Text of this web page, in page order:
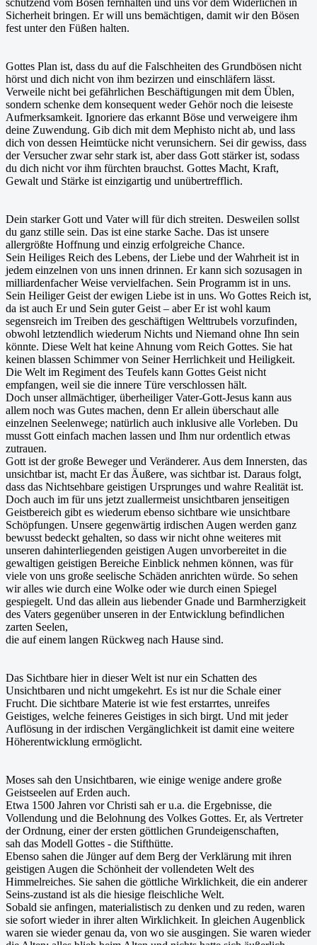
Sicherheit bringen. Er will uns bemächtigen, damit wir den Bösen
fest unter den Füßen halten.
Gottes Plan ist, dass du auf die Falschheiten des Grundbösen nicht
hörst und dich nicht von ihm bezirzen und einschläfern lässt.
Verweile nicht bei gefährlichen Beschäftigungen mit dem Üblen,
sondern schenke dem konsequent weder Gehör noch die leiseste
Aufmerksamkeit. Ignoriere das erkannt Böse und verweigere ihm
deine Zuwendung. Gib dich mit dem Mephisto nicht ab, und lass
dich von dessen Heimtücke nicht verunsichern. Sei dir gewiss, dass
der Versucher zwar sehr stark ist, aber dass Gott stärker ist, sodass
du dich nicht vor ihm fürchten brauchst. Gottes Macht, Kraft,
Gewalt und Stärke ist einzigartig und unübertrefflich.
Dein starker Gott und Vater will für dich streiten. Desweilen sollst
du ganz stille sein. Das ist eine starke Sache. Das ist unsere
allergrößte Hoffnung und einzig erfolgreiche Chance.
Sein Heiliges Reich des Lebens, der Liebe und der Wahrheit ist in
jedem einzelnen von uns innen drinnen. Er kann sich sozusagen in
milliardenfacher Weise vervielfachen. Sein Programm ist in uns.
Sein Heiliger Geist der ewigen Liebe ist in uns. Wo Gottes Reich ist,
da ist auch Er und Sein guter Geist – aber Er ist wohl kaum
segensreich im Treiben des geschäftigen Welttrubels vorzufinden,
obwohl letztendlich wiederum Nichts und Niemand ohne Ihn sein
könnte. Diese Welt hat keine Ahnung vom Reich Gottes. Sie hat
keinen blassen Schimmer von Seiner Herrlichkeit und Heiligkeit.
Die Welt im Regiment des Teufels kann Gottes Geist nicht
empfangen, weil sie die innere Türe verschlossen hält.
Doch unser allmächtiger, überheiliger Vater-Gott-Jesus kann aus
allem noch was Gutes machen, denn Er allein überschaut alle
einzelnen Seelenwege; natürlich auch inklusive alle Vorleben. Du
musst Gott einfach machen lassen und Ihm nur ordentlich etwas
zutrauen.
Gott ist der große Beweger und Veränderer. Aus dem Innersten, das
unsichtbar ist, macht Er das Äußere, was sichtbar ist. Daraus folgt,
dass das Nichtsehbare geistigen Ursprunges und wahre Realität ist.
Doch auch im für uns jetzt zuallermeist unsichtbaren jenseitigen
Geistbereich gibt es wiederum ebenso sichtbare wie unsichtbare
Schöpfungen. Unsere gegenwärtig irdischen Augen werden ganz
bewusst bedeckt gehalten, so dass wir nicht ohne weiteres mit
unseren dahinterliegenden geistigen Augen unvorbereitet in die
gewaltigen geistigen Bereiche Einblick nehmen können, was für
viele von uns große seelische Schäden anrichten würde. So sehen
wir alles wie durch eine Wolke oder wie durch einen Spiegel
gespiegelt. Und das allein aus liebender Gnade und Barmherzigkeit
des Vaters gegenüber unseren in der Entwicklung befindlichen
zarten Seelen,
die auf einem langen Rückweg nach Hause sind.
Das Sichtbare hier in dieser Welt ist nur ein Schatten des
Unsichtbaren und nicht umgekehrt. Es ist nur die Schale einer
Frucht. Die sichtbare Materie ist wie fest erstarrtes, unreifes
Geistiges, welche feineres Geistiges in sich birgt. Und mit jeder
Auflösung in der irdischen Vergänglichkeit ist damit eine weitere
Höherentwicklung ermöglicht.
Moses sah den Unsichtbaren, wie einige wenige andere große
Geistseelen auf Erden auch.
Etwa 1500 Jahren vor Christi sah er u.a. die Ergebnisse, die
Vollendung und die Belohnung des Volkes Gottes. Er, als Vertreter
der Ordnung, einer der ersten göttlichen Grundeigenschaften,
sah das Modell Gottes - die Stifthütte.
Ebenso sahen die Jünger auf dem Berg der Verklärung mit ihren
geistigen Augen die Schönheit der vollendeten Welt des
Himmelreiches. Sie sahen die göttliche Wirklichkeit, die ein anderer
Seins-zustand ist als die hiesige fleischliche Welt.
Sobald sie anfingen, materialistisch zu denken und zu reden, waren
sie sofort wieder in ihrer alten Wirklichkeit. In gleichen Augenblick
waren sie wieder genau da, von wo sie ausgingen. Sie waren wieder